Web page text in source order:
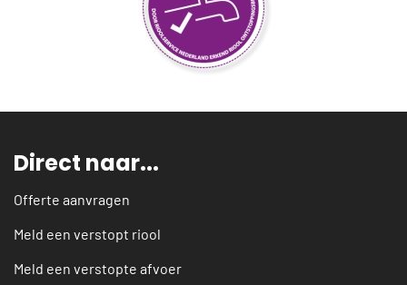
Direct naar...
Offerte aanvragen
Meld een verstopt riool
Meld een verstopte afvoer